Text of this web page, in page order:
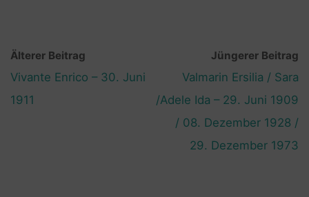
Älterer Beitrag
Vivante Enrico – 30. Juni
1911
Jüngerer Beitrag
Valmarin Ersilia / Sara
/Adele Ida – 29. Juni 1909
/ 08. Dezember 1928 /
29. Dezember 1973